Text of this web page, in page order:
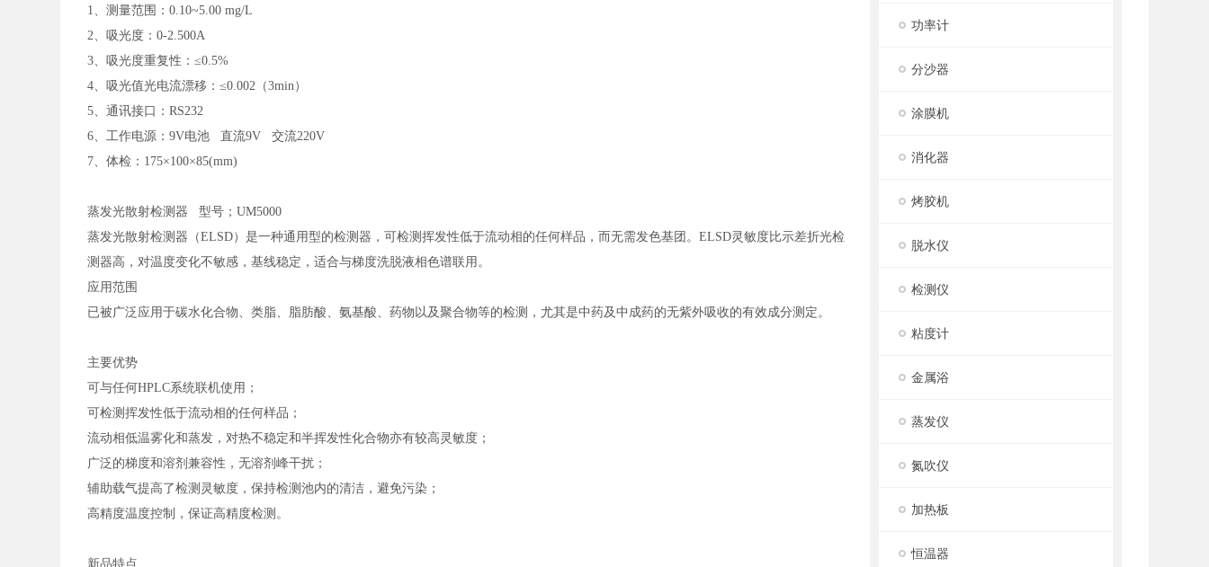
功率计
分沙器
涂膜机
消化器
烤胶机
脱水仪
检测仪
粘度计
金属浴
蒸发仪
氮吹仪
加热板
恒温器
1、测量范围：0.10~5.00 mg/L
2、吸光度：0-2.500A
3、吸光度重复性：≤0.5%
4、吸光值光电流漂移：≤0.002（3min）
5、通讯接口：RS232
6、工作电源：9V电池 直流9V 交流220V
7、体检：175×100×85(mm)
蒸发光散射检测器 型号；UM5000
蒸发光散射检测器（ELSD）是一种通用型的检测器，可检测挥发性低于流动相的任何样品，而无需发色基团。ELSD灵敏度比示差折光检
测器高，对温度变化不敏感，基线稳定，适合与梯度洗脱液相色谱联用。
应用范围
已被广泛应用于碳水化合物、类脂、脂肪酸、氨基酸、药物以及聚合物等的检测，尤其是中药及中成药的无紫外吸收的有效成分测定。
主要优势
可与任何HPLC系统联机使用；
可检测挥发性低于流动相的任何样品；
流动相低温雾化和蒸发，对热不稳定和半挥发性化合物亦有较高灵敏度；
广泛的梯度和溶剂兼容性，无溶剂峰干扰；
辅助载气提高了检测灵敏度，保持检测池内的清洁，避免污染；
高精度温度控制，保证高精度检测。
新品特点